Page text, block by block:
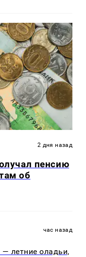
2 дня назад
пенсию
об
час назад
летние оладьи,